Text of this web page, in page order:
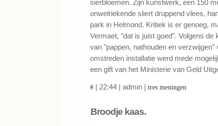
sierbloemen. Zijn kunstwerk, een 150
onwelriekende sliert druppend vlees,
park in Helmond. Kritiek is er genoeg,
Vermaet, "dat is juist goed". Volgens de
van "pappen, nathouden en
omstreden installatie werd mede
een gift van het Ministerie van Geld
# | 22:44 | admin | tres meningen
Broodje kaas.